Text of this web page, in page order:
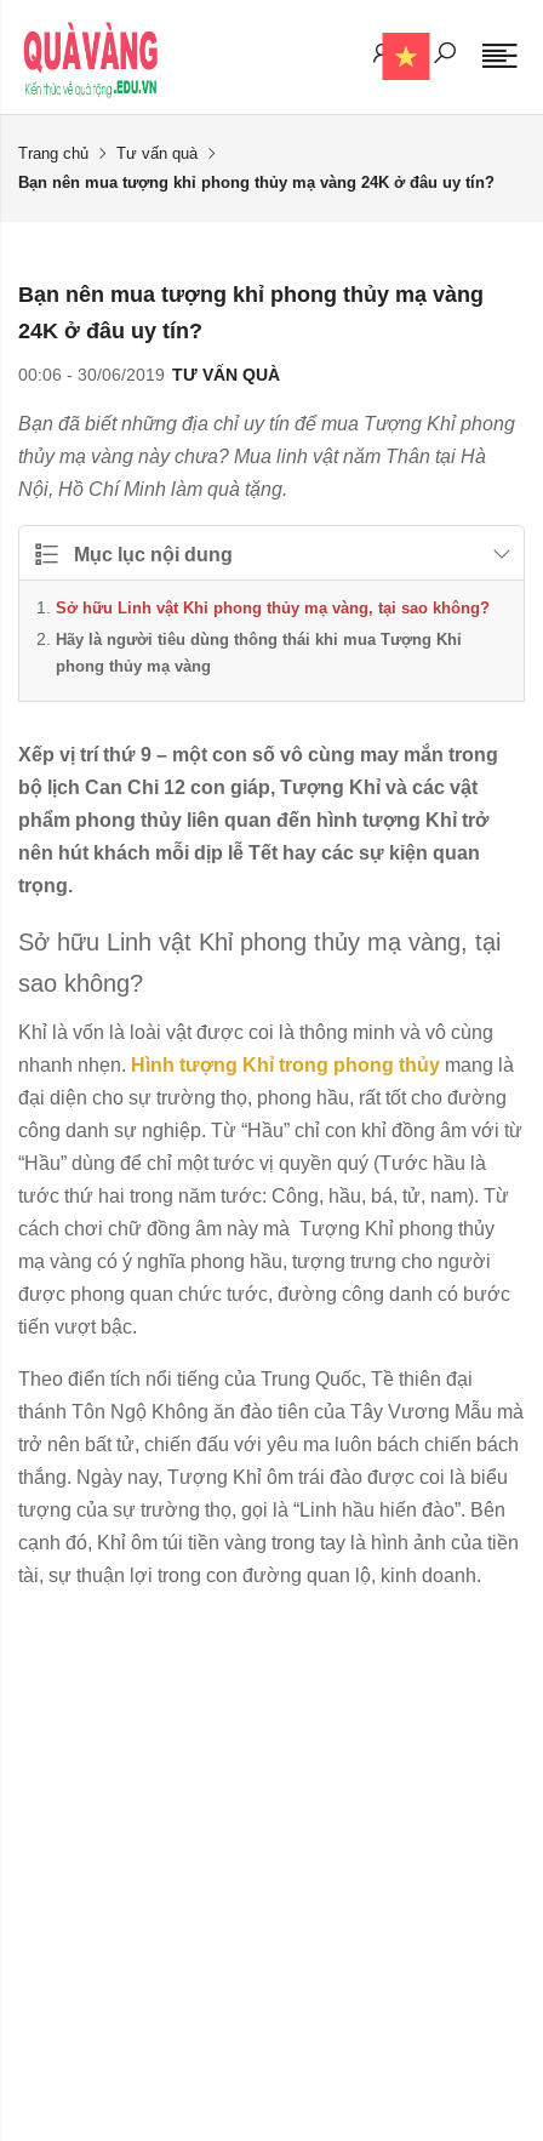
Trang chủ
Tư vấn quà
Bạn nên mua tượng khỉ phong thủy mạ vàng 24K ở đâu uy tín?
Bạn nên mua tượng khỉ phong thủy mạ vàng
24K ở đâu uy tín?
00:06 - 30/06/2019 TƯ VẤN QUÀ
Bạn đã biết những địa chỉ uy tín để mua Tượng Khỉ phong
thủy mạ vàng này chưa? Mua linh vật năm Thân tại Hà
Nội, Hồ Chí Minh làm quà tặng.
Mục lục nội dung
Sở hữu Linh vật Khỉ phong thủy mạ vàng, tại sao không?
Hãy là người tiêu dùng thông thái khi mua Tượng Khỉ
phong thủy mạ vàng
Xếp vị trí thứ 9 – một con số vô cùng may mắn trong
bộ lịch Can Chi 12 con giáp, Tượng Khỉ và các vật
phẩm phong thủy liên quan đến hình tượng Khỉ trở
nên hút khách mỗi dịp lễ Tết hay các sự kiện quan
trọng.
Sở hữu Linh vật Khỉ phong thủy mạ vàng, tại
sao không?
Khỉ là vốn là loài vật được coi là thông minh và vô cùng
nhanh nhẹn. Hình tượng Khỉ trong phong thủy mang là
đại diện cho sự trường thọ, phong hầu, rất tốt cho đường
công danh sự nghiệp. Từ “Hầu” chỉ con khỉ đồng âm với từ
“Hầu” dùng để chỉ một tước vị quyền quý (Tước hầu là
tước thứ hai trong năm tước: Công, hầu, bá, tử, nam). Từ
cách chơi chữ đồng âm này mà Tượng Khỉ phong thủy
mạ vàng có ý nghĩa phong hầu, tượng trưng cho người
được phong quan chức tước, đường công danh có bước
tiến vượt bậc.
Theo điển tích nổi tiếng của Trung Quốc, Tề thiên đại
thánh Tôn Ngộ Không ăn đào tiên của Tây Vương Mẫu mà
trở nên bất tử, chiến đấu với yêu ma luôn bách chiến bách
thắng. Ngày nay, Tượng Khỉ ôm trái đào được coi là biểu
tượng của sự trường thọ, gọi là “Linh hầu hiến đào”. Bên
cạnh đó, Khỉ ôm túi tiền vàng trong tay là hình ảnh của tiền
tài, sự thuận lợi trong con đường quan lộ, kinh doanh.